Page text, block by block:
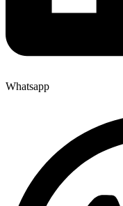
Whatsapp